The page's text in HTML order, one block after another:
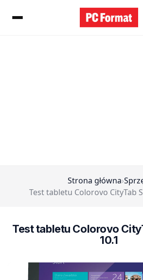
Strona główna›
Test tabletu Colorovo CityTab
Test tabletu Colorovo
10.1